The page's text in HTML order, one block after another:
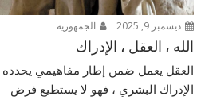
ديسمبر 9, 2025 الجمهورية
الله ، العقل ، الإدراك
العقل يعمل ضمن إطار مفاهيمي يحدده
الإدراك البشري ، فهو لا يستطيع فرض